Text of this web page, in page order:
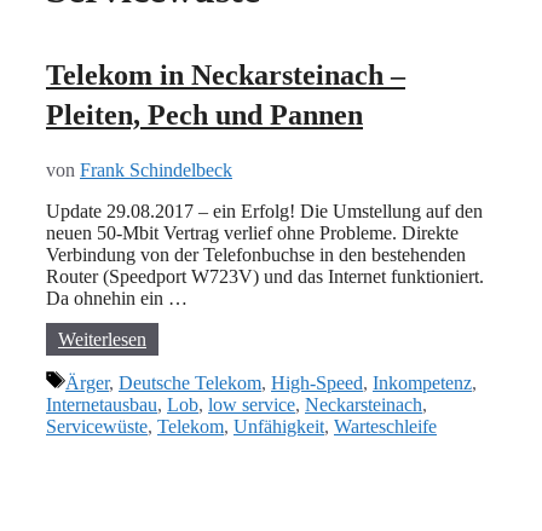
Telekom in Neckarsteinach –
Pleiten, Pech und Pannen
von Frank Schindelbeck
Update 29.08.2017 – ein Erfolg! Die Umstellung auf den
neuen 50-Mbit Vertrag verlief ohne Probleme. Direkte
Verbindung von der Telefonbuchse in den bestehenden
Router (Speedport W723V) und das Internet funktioniert.
Da ohnehin ein …
Weiterlesen
Schlagwörter
Ärger, Deutsche Telekom, High-Speed, Inkompetenz,
Internetausbau, Lob, low service, Neckarsteinach,
Servicewüste, Telekom, Unfähigkeit, Warteschleife